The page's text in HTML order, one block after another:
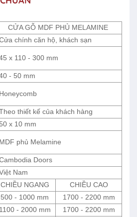
CỬA GỖ MDF PHỦ MELAMINE
chính căn hộ, khách sạn
x 110 - 300 mm
- 50 mm
Honeycomb
thiết kế của khách hàng
50 x 10 mm
MDF phủ Melamine
Doors
Nam
CHIỀU NGANG
CHIỀU CAO
500 - 1000 mm
1700 - 2200 mm
1100 - 2000 mm
1700 - 2200 mm